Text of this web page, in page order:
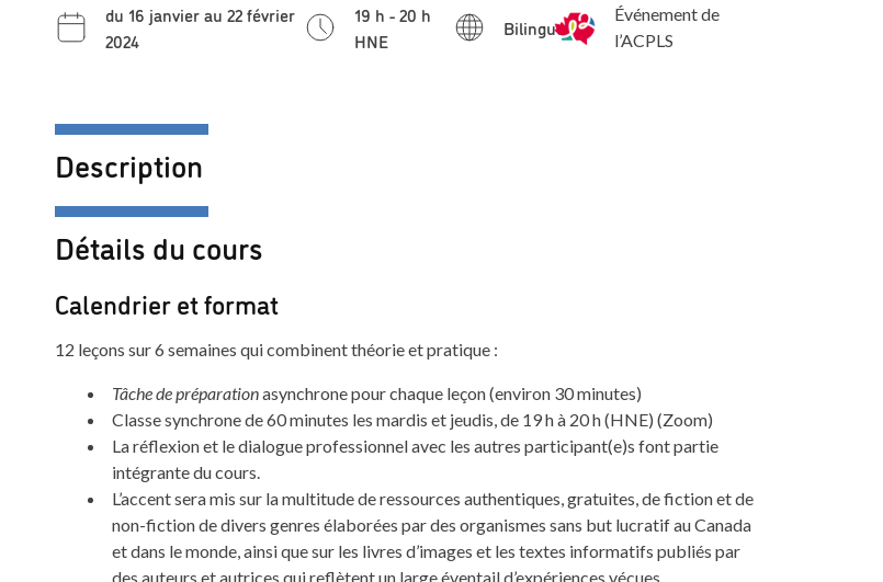
du 16 janvier au 22 février
2024
19 h - 20 h
HNE
Bilingue
Événement de
l’ACPLS
Description
Détails du cours
Calendrier et format
12 leçons sur 6 semaines qui combinent théorie et pratique :
Tâche de préparationasynchrone pour chaque leçon (environ 30 minutes)
Classe synchrone de 60 minutes les mardis et jeudis, de 19 h à 20 h (HNE) (Zoom)
La réflexion et le dialogue professionnel avec les autres participant(e)s font partie
intégrante du cours.
L’accent sera mis sur la multitude de ressources authentiques, gratuites, de fiction et de
non-fiction de divers genres élaborées par des organismes sans but lucratif au Canada
et dans le monde, ainsi que sur les livres d’images et les textes informatifs publiés par
des auteurs et autrices qui reflètent un large éventail d’expériences vécues.